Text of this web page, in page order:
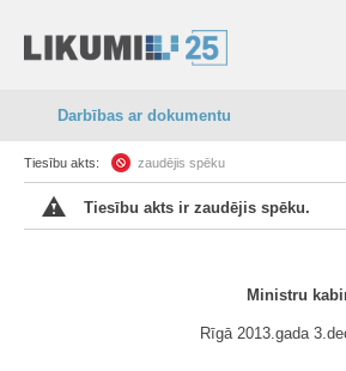
Darbības ar dokumentu
Tiesību akts: zaudējis spēku
Tiesību akts ir zaudējis spēku.
Ministru
Rīgā 2013.gada